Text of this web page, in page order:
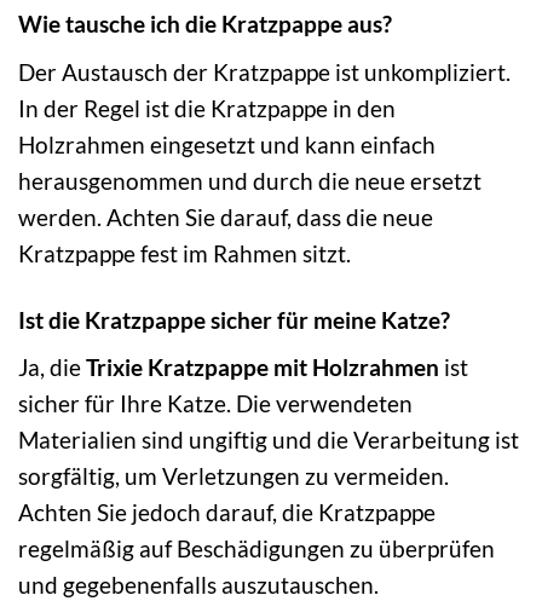
Wie tausche ich die Kratzpappe aus?
Der Austausch der Kratzpappe ist unkompliziert.
In der Regel ist die Kratzpappe in den
Holzrahmen eingesetzt und kann einfach
herausgenommen und durch die neue ersetzt
werden. Achten Sie darauf, dass die neue
Kratzpappe fest im Rahmen sitzt.
Ist die Kratzpappe sicher für meine Katze?
Ja, dieTrixie Kratzpappe mit Holzrahmen ist
sicher für Ihre Katze. Die verwendeten
Materialien sind ungiftig und die Verarbeitung ist
sorgfältig, um Verletzungen zu vermeiden.
Achten Sie jedoch darauf, die Kratzpappe
regelmäßig auf Beschädigungen zu überprüfen
und gegebenenfalls auszutauschen.